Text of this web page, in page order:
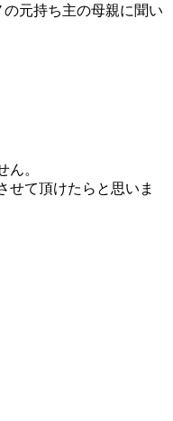
元持ち主の母親に聞い
。
せて頂けたらと思いま